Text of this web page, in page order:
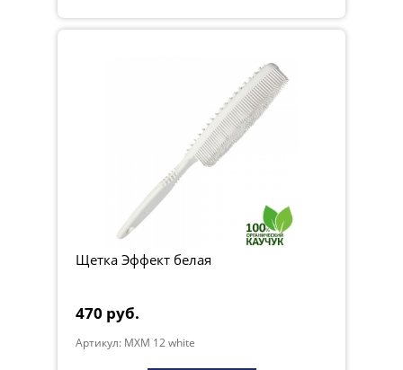
Щетка Эффект белая
470 руб.
Артикул: MXM 12 white